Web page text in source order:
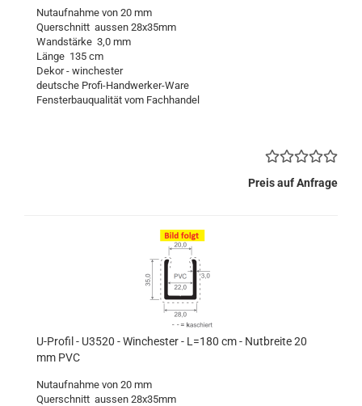
Nutaufnahme von 20 mm
Querschnitt aussen 28x35mm
Wandstärke 3,0 mm
Länge 135 cm
Dekor - winchester
deutsche Profi-Handwerker-Ware
Fensterbauqualität vom Fachhandel
Preis auf Anfrage
U-Profil - U3520 - Winchester - L=180 cm - Nutbreite 20
mm PVC
Nutaufnahme von 20 mm
Querschnitt aussen 28x35mm